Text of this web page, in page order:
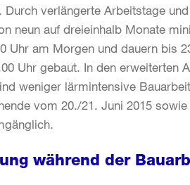
Durch verlängerte Arbeitstage
neun auf dreieinhalb Monate
Uhr am Morgen und dauern bis
Uhr gebaut. In den erweiterten
weniger lärmintensive
vom 20./21. Juni 2015
während der